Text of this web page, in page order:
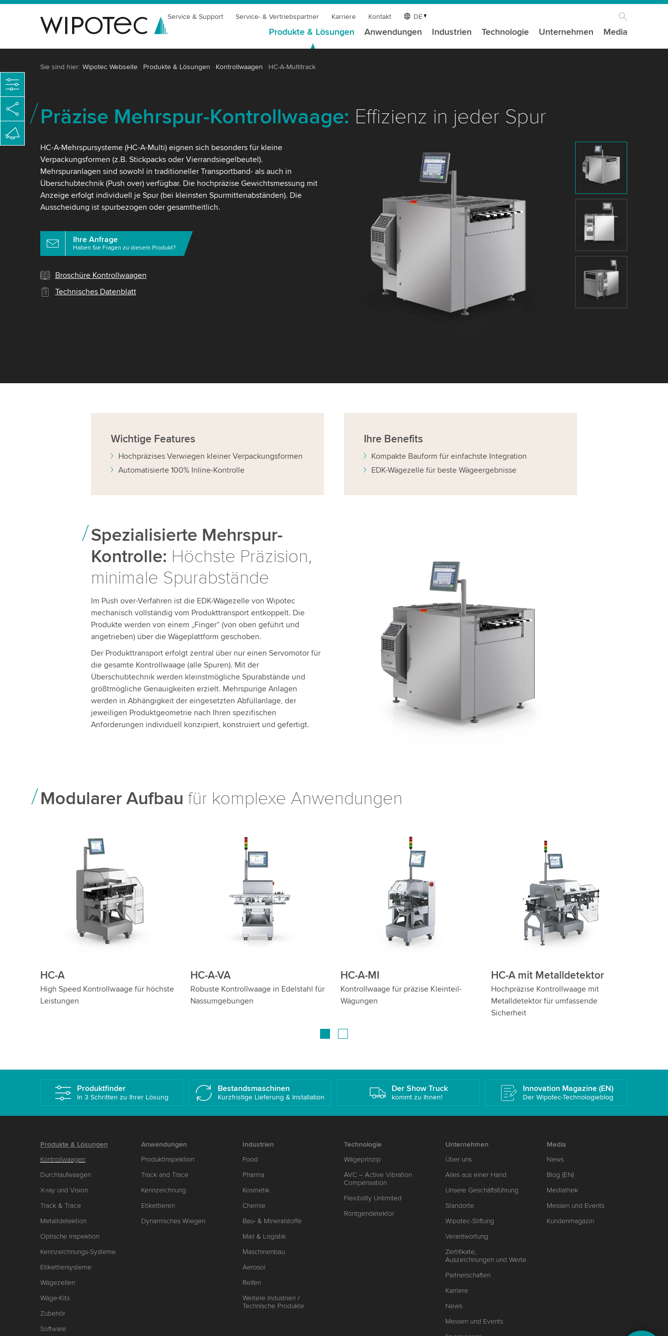
Service & Support Service- & Vertriebspartner Karriere Kontakt DE
Produkte & Lösungen Anwendungen Industrien Technologie Unternehmen Media
Sie sind hier: Wipotec Webseite Produkte & Lösungen Kontrollwaagen HC-A-Multitrack
Präzise Mehrspur-Kontrollwaage: Effizienz in jeder Spur
HC-A-Mehrspursysteme (HC-A-Multi) eignen sich besonders für kleine
Verpackungsformen (z.B. Stickpacks oder Vierrandsiegelbeutel).
Mehrspuranlagen sind sowohl in traditioneller Transportband- als auch in
Überschubtechnik (Push over) verfügbar. Die hochpräzise Gewichtsmessung mit
Anzeige erfolgt individuell je Spur (bei kleinsten Spurmittenabständen). Die
Ausscheidung ist spurbezogen oder gesamtheitlich.
Ihre Anfrage
Haben Sie Fragen zu diesem Produkt?
Broschüre Kontrollwaagen
Technisches Datenblatt
Wichtige Features
Hochpräzises Verwiegen kleiner Verpackungsformen
Automatisierte 100% Inline-Kontrolle
Ihre Benefits
Kompakte Bauform für einfachste Integration
EDK-Wägezelle für beste Wägeergebnisse
Spezialisierte Mehrspur-
Kontrolle: Höchste Präzision,
minimale Spurabstände
Im Push over-Verfahren ist die EDK-Wägezelle von Wipotec
mechanisch vollständig vom Produkttransport entkoppelt. Die
Produkte werden von einem „Finger“ (von oben geführt und
angetrieben) über die Wägeplattform geschoben.
Der Produkttransport erfolgt zentral über nur einen Servomotor für
die gesamte Kontrollwaage (alle Spuren). Mit der
Überschubtechnik werden kleinstmögliche Spurabstände und
größtmögliche Genauigkeiten erzielt. Mehrspurige Anlagen
werden in Abhängigkeit der eingesetzten Abfüllanlage, der
jeweiligen Produktgeometrie nach Ihren spezifischen
Anforderungen individuell konzipiert, konstruiert und gefertigt.
Modularer Aufbau für komplexe Anwendungen
HC-A-VI
Kontrollwaage mit optischer Inspektion
HC-A-EX
Kontrollwaage für Ex-Zonen: Geprüfte
Sicherheit, Top Wiegegenauigkeit
HC-A-IS-WD
Wash Down Kontrollwaage für
zylindrische Produkte
HC-A-IS
Zuverlässiges Kontrollwiegen von
zylindrischen Produkten
Produktfinder
In 3 Schritten zu Ihrer Lösung
Bestandsmaschinen
Kurzfristige Lieferung & Installation
Der Show Truck
kommt zu Ihnen!
Innovation Magazine (EN)
Der Wipotec-Technologieblog
Produkte & Lösungen
Kontrollwaagen
Durchlaufwaagen
X-ray und Vision
Track & Trace
Metalldetektion
Optische Inspektion
Kennzeichnungs-Systeme
Etikettiersysteme
Wägezellen
Wäge-Kits
Zubehör
Software
Anwendungen
Produktinspektion
Track and Trace
Kennzeichnung
Etikettieren
Dynamisches Wiegen
Industrien
Food
Pharma
Kosmetik
Chemie
Bau- & Mineralstoffe
Mail & Logistik
Maschinenbau
Aerosol
Reifen
Weitere Industrien /
Technische Produkte
Technologie
Wägeprinzip
AVC – Active Vibration
Compensation
Flexibility Unlimited
Röntgendetektor
Unternehmen
Über uns
Alles aus einer Hand
Unsere Geschäftsführung
Standorte
Wipotec-Stiftung
Verantwortung
Zertifikate,
Auszeichnungen und Werte
Partnerschaften
Karriere
News
Messen und Events
Media
News
Blog (EN)
Mediathek
Messen und Events
Kundenmagazin